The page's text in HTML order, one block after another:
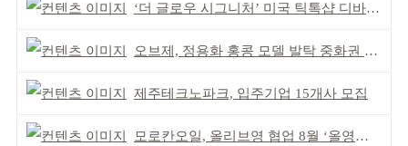
‘더 글로우 시그니처’ 미국 틱톡샵 디바이스 부문 1위
오브제, 정용화 홍콩 모델 발탁 중화권 공략 강화
제주테크노파크, 입주기업 15개사 모집
모로칸오일, 올리브영 협업 8월 ‘올영픽’ 선정